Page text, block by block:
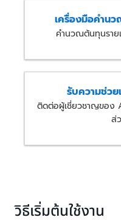
เครื่องมือคำน
คำนวณต้นทุนราย
รับความช่วย
ติดต่อผู้เชี่ยวชาญของ
ส่
วิธีเริ่มต้นใช้งาน